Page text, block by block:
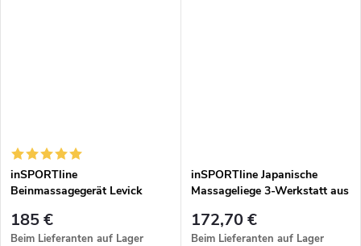
inSPORTline
Beinmassagegerät Levick
185 €
Beim Lieferanten auf Lager
inSPORTline Japanische
Massageliege 3-Werkstatt aus
172,70 €
Beim Lieferanten auf Lager